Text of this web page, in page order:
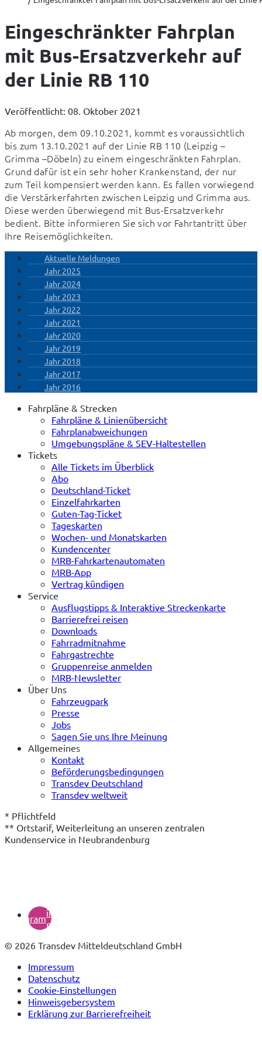
Eingeschränkter Fahrplan
mit Bus-Ersatzverkehr auf
der Linie RB 110
Veröffentlicht: 08. Oktober 2021
Ab morgen, dem 09.10.2021, kommt es voraussichtlich
bis zum 13.10.2021 auf der Linie RB 110 (Leipzig –
Grimma –Döbeln) zu einem eingeschränkten Fahrplan.
Grund dafür ist ein sehr hoher Krankenstand, der nur
zum Teil kompensiert werden kann. Es fallen vorwiegend
die Verstärkerfahrten zwischen Leipzig und Grimma aus.
Diese werden überwiegend mit Bus-Ersatzverkehr
bedient. Bitte informieren Sie sich vor Fahrtantritt über
Ihre Reisemöglichkeiten.
Aktuelle Meldungen
Jahr 2025
Jahr 2024
Jahr 2023
Jahr 2022
Jahr 2021
Jahr 2020
Jahr 2019
Jahr 2018
Jahr 2017
Jahr 2016
Fahrpläne & Strecken
Fahrpläne & Linienübersicht
Fahrplanabweichungen
Umgebungspläne & SEV-Haltestellen
Tickets
Alle Tickets im Überblick
Abo
Deutschland-Ticket
Einzelfahrkarten
Guten-Tag-Ticket
Tageskarten
Wochen- und Monatskarten
Kundencenter
MRB-Fahrkartenautomaten
MRB-App
Vertrag kündigen
Service
Ausflugstipps & Interaktive Streckenkarte
Barrierefrei reisen
Downloads
Fahrradmitnahme
Fahrgastrechte
Gruppenreise anmelden
MRB-Newsletter
Über Uns
Fahrzeugpark
Presse
Jobs
Sagen Sie uns Ihre Meinung
Allgemeines
Kontakt
Beförderungsbedingungen
Transdev Deutschland
Transdev weltweit
* Pflichtfeld
** Ortstarif, Weiterleitung an unseren zentralen
Kundenservice in Neubrandenburg
instagramin
neuem
© 2026 Transdev Mitteldeutschland GmbH
Impressum
Datenschutz
Cookie-Einstellungen
Hinweisgebersystem
Erklärung zur Barrierefreiheit